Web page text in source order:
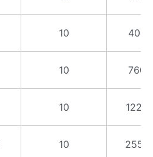
10 400
10 760
10 1220
10 2550